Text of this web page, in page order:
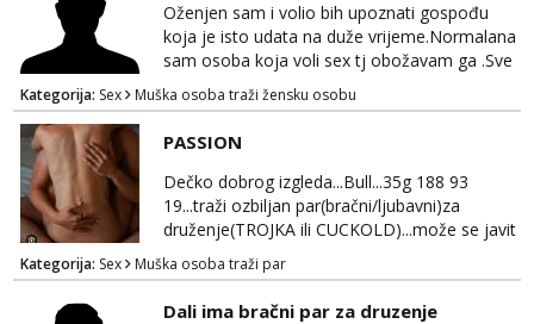
Oženjen sam i volio bih upoznati gospođu
koja je isto udata na duže vrijeme.Normalana
sam osoba koja voli sex tj obožavam ga .Sve
ostalo možemo srediti u hodu naravno
diskrecija mi je najvažnija.Prostor je moj
.Molim samo normalne osobe bez nekih
bonova zahtjeva i traženja novca sa bilo koje
strane.Ajmo uživati i svatko svojim putem
Kategorija: Sex Muška osoba traži žensku osobu
PASSION
Dečko dobrog izgleda...Bull...35g 188 93
19...traži ozbiljan par(bračni/ljubavni)za
druženje(TROJKA ili CUCKOLD)...može se javit
i solo Ž...kojoj fali uzbuđenja i
strasti...područje otoka Murtera i bliža
okolica...WhatsApp...Telegram
Kategorija: Sex Muška osoba traži par
Dali ima bračni par za druzenje